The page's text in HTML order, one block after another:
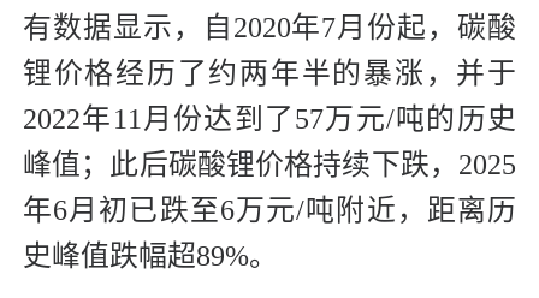
有数据显示，自2020年7月份起，碳酸
锂价格经历了约两年半的暴涨，并于
2022年11月份达到了57万元/吨的历史
峰值；此后碳酸锂价格持续下跌，2025
年6月初已跌至6万元/吨附近，距离历
史峰值跌幅超89%。